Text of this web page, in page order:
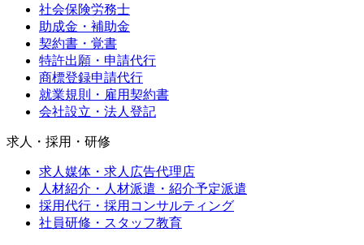
社会保険労務士
助成金・補助金
契約書・覚書
特許出願・申請代行
商標登録申請代行
就業規則・雇用契約書
会社設立・法人登記
求人・採用・研修
求人媒体・求人広告代理店
人材紹介・人材派遣・紹介予定派遣
採用代行・採用コンサルティング
社員研修・スタッフ教育